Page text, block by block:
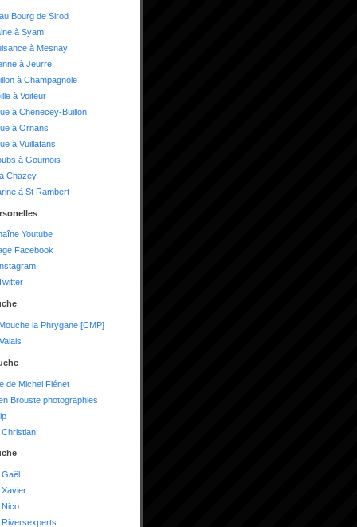
Bourg de Sirod
à Syam
à Mesnay
à Jeurre
à Champagnole
à Voiteur
à Chenecey-Buillon
à Ornans
à Vuillafans
à Goumois
Chazey
à St Rambert
Youtube
Facebook
la Phrygane [CMP]
de Michel Flénet
Brouste photographies